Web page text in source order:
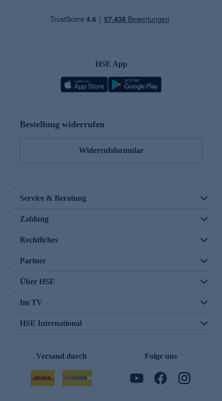
HSE App
Bestellung widerrufen
Widerrufsformular
Service & Beratung
Zahlung
Rechtliches
Partner
Über HSE
Im TV
HSE International
Versand durch Folge uns